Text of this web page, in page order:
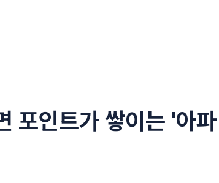
포인트가 쌓이는 '아파